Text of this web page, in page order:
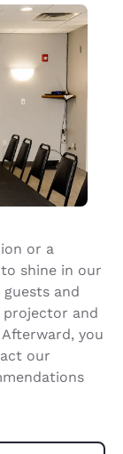
or a
shine in our
and
projector and
you
our